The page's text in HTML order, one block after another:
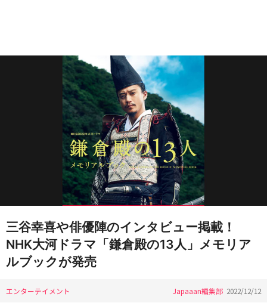
三谷幸喜や俳優陣のインタビュー掲載！
NHK大河ドラマ「鎌倉殿の13人」メモリア
ルブックが発売
エンターテイメント Japaaan編集部 2022/12/12